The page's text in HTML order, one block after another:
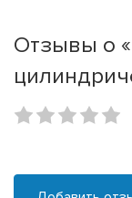
Отзывы о